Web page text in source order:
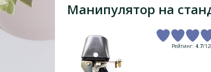
Манипулятор на
Рейтинг: 4.7/